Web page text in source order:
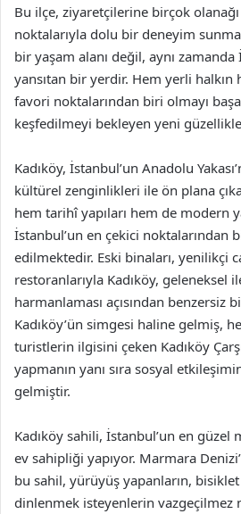
Bu ilçe, ziyaretçilerine birçok
noktalarıyla dolu bir deneyim
bir yaşam alanı değil, aynı
yansıtan bir yerdir. Hem yerli
favori noktalarından biri olmayı
keşfedilmeyi bekleyen yeni
Kadıköy, İstanbul’un Anadolu
kültürel zenginlikleri ile ön plana
hem tarihî yapıları hem de modern
İstanbul’un en çekici noktalarından
edilmektedir. Eski binaları, yenilikçi
restoranlarıyla Kadıköy, geleneksel
harmanlaması açısından benzersiz
Kadıköy’ün simgesi haline gelmiş,
turistlerin ilgisini çeken Kadıköy
yapmanın yanı sıra sosyal
gelmiştir.
Kadıköy sahili, İstanbul’un en güzel
ev sahipliği yapıyor. Marmara
bu sahil, yürüyüş yapanların,
dinlenmek isteyenlerin vazgeçilmez